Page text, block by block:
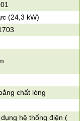
(24,3 kW)
chất lỏng
hệ thống điện (